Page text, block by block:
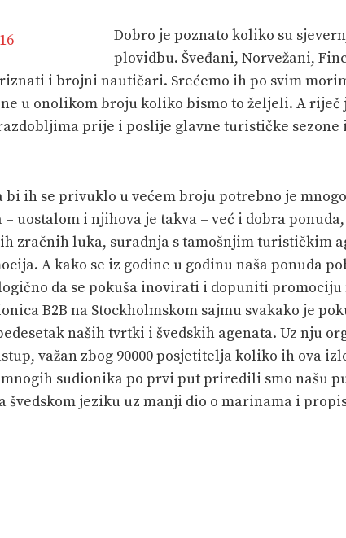
Dobro je poznato koliko su
plovidbu. Šveđani, Norvežani,
i brojni nautičari. Srećemo ih po svim
u onolikom broju koliko bismo to željeli. A
prije i poslije glavne turističke sezone
bi ih se privuklo u većem broju potrebno je
uostalom i njihova je takva – već i dobra
zračnih luka, suradnja s tamošnjim turističkim
A kako se iz godine u godinu naša ponuda
da se pokuša inovirati i dopuniti promociju
B2B na Stockholmskom sajmu svakako je
naših tvrtki i švedskih agenata. Uz nju
važan zbog 90000 posjetitelja koliko ih ova
sudionika po prvi put priredili smo našu
švedskom jeziku uz manji dio o marinama i